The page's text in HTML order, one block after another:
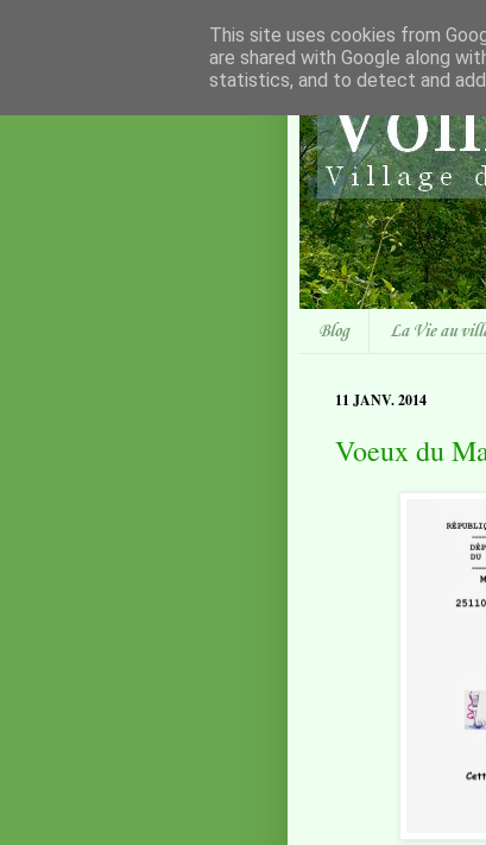
Blog La Vie au
11 JANV. 2014
Voeux du
This site uses cookies from
are shared with Google along
statistics, and to detect and